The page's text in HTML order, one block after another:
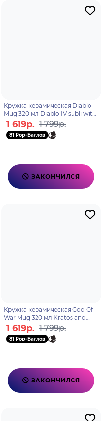
Кружка керамическая Diablo
Mug 320 мл Diablo IV subli with
box x2 ABYMUGA353
1 619р. 1 799р.
81 Pop-Баллов
ЗАКОНЧИЛСЯ
Кружка керамическая God Of
War Mug 320 мл Kratos and
Atreus subli box ABYMUGA395
1 619р. 1 799р.
81 Pop-Баллов
ЗАКОНЧИЛСЯ